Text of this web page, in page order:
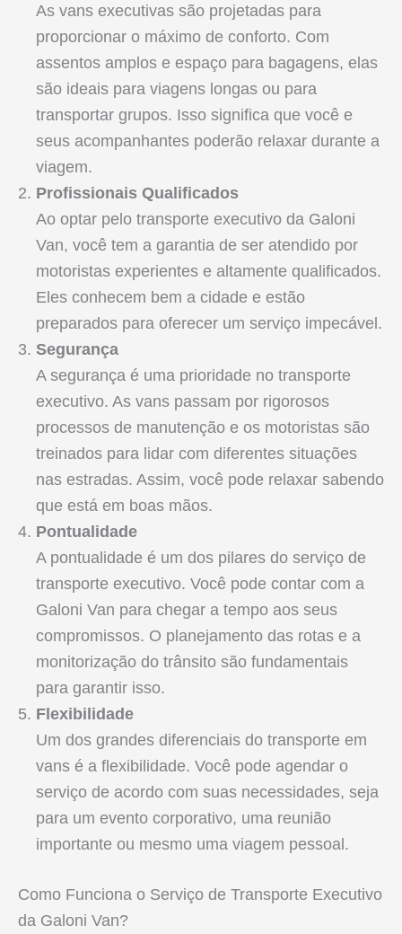
As vans executivas são projetadas para
proporcionar o máximo de conforto. Com
assentos amplos e espaço para bagagens, elas
são ideais para viagens longas ou para
transportar grupos. Isso significa que você e
seus acompanhantes poderão relaxar durante a
viagem.
Profissionais Qualificados
Ao optar pelo transporte executivo da Galoni
Van, você tem a garantia de ser atendido por
motoristas experientes e altamente qualificados.
Eles conhecem bem a cidade e estão
preparados para oferecer um serviço impecável.
Segurança
A segurança é uma prioridade no transporte
executivo. As vans passam por rigorosos
processos de manutenção e os motoristas são
treinados para lidar com diferentes situações
nas estradas. Assim, você pode relaxar sabendo
que está em boas mãos.
Pontualidade
A pontualidade é um dos pilares do serviço de
transporte executivo. Você pode contar com a
Galoni Van para chegar a tempo aos seus
compromissos. O planejamento das rotas e a
monitorização do trânsito são fundamentais
para garantir isso.
Flexibilidade
Um dos grandes diferenciais do transporte em
vans é a flexibilidade. Você pode agendar o
serviço de acordo com suas necessidades, seja
para um evento corporativo, uma reunião
importante ou mesmo uma viagem pessoal.
Como Funciona o Serviço de Transporte Executivo
da Galoni Van?